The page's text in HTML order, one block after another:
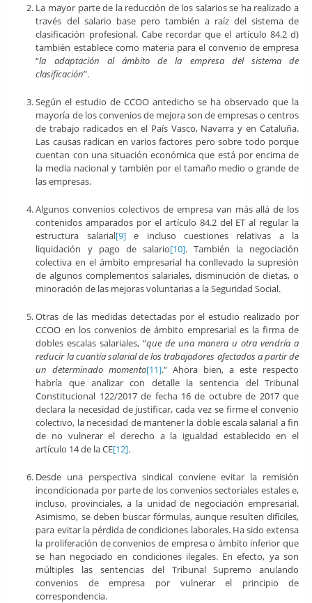
La mayor parte de la reducción de los salarios se ha realizado a
través del salario base pero también a raíz del sistema de
clasificación profesional. Cabe recordar que el artículo 84.2 d)
también establece como materia para el convenio de empresa
“la adaptación al ámbito de la empresa del sistema de
clasificación”.
Según el estudio de CCOO antedicho se ha observado que la
mayoría de los convenios de mejora son de empresas o centros
de trabajo radicados en el País Vasco, Navarra y en Cataluña.
Las causas radican en varios factores pero sobre todo porque
cuentan con una situación económica que está por encima de
la media nacional y también por el tamaño medio o grande de
las empresas.
Algunos convenios colectivos de empresa van más allá de los
contenidos amparados por el artículo 84.2 del ET al regular la
estructura salarial[9]e incluso cuestiones relativas a la
liquidación y pago de salario[10]. También la negociación
colectiva en el ámbito empresarial ha conllevado la supresión
de algunos complementos salariales, disminución de dietas, o
minoración de las mejoras voluntarias a la Seguridad Social.
Otras de las medidas detectadas por el estudio realizado por
CCOO en los convenios de ámbito empresarial es la firma de
dobles escalas salariales, “que de una manera u otra vendría a
reducir la cuantía salarial de los trabajadores afectados a partir de
un determinado momento[11].” Ahora bien, a este respecto
habría que analizar con detalle la sentencia del Tribunal
Constitucional 122/2017 de fecha 16 de octubre de 2017 que
declara la necesidad de justificar, cada vez se firme el convenio
colectivo, la necesidad de mantener la doble escala salarial a fin
de no vulnerar el derecho a la igualdad establecido en el
artículo 14 de la CE[12].
Desde una perspectiva sindical conviene evitar la remisión
incondicionada por parte de los convenios sectoriales estales e,
incluso, provinciales, a la unidad de negociación empresarial.
Asimismo, se deben buscar fórmulas, aunque resulten difíciles,
para evitar la pérdida de condiciones laborales. Ha sido extensa
la proliferación de convenios de empresa o ámbito inferior que
se han negociado en condiciones ilegales. En efecto, ya son
múltiples las sentencias del Tribunal Supremo anulando
convenios de empresa por vulnerar el principio de
correspondencia.